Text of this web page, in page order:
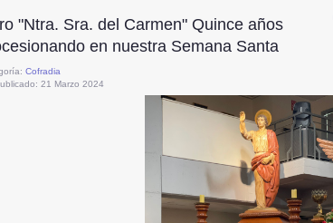
"Ntra. Sra. del Carmen" Quince años
en nuestra Semana Santa
Cofradia
21 Marzo 2024